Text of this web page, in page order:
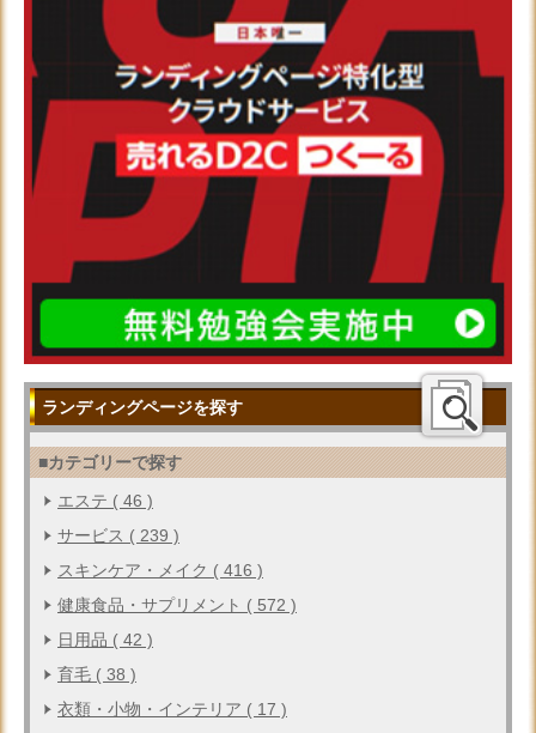
ランディングページを探す
■カテゴリーで探す
エステ ( 46 )
サービス ( 239 )
スキンケア・メイク ( 416 )
健康食品・サプリメント ( 572 )
日用品 ( 42 )
育毛 ( 38 )
衣類・小物・インテリア ( 17 )